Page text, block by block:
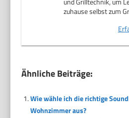
zuhause selbst zum
Ähnliche Beiträge:
Wie wähle ich die richtige
Wohnzimmer aus?